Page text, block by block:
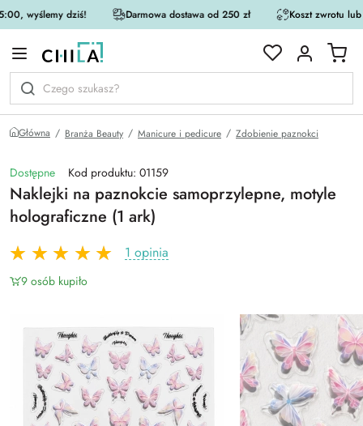
wyślemy dziś! Darmowa dostawa od 250 zł Koszt zwrotu
Główna Branża Beauty Manicure i pedicure Zdobienie paznokci
Dostępne Kod produktu: 01159
Naklejki na paznokcie samoprzylepne, motyle
holograficzne (1 ark)
1 opinia
9 osób kupiło